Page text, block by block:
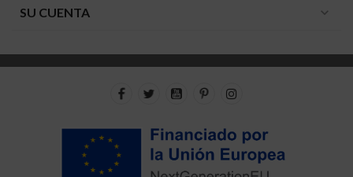
SU CUENTA expand_more